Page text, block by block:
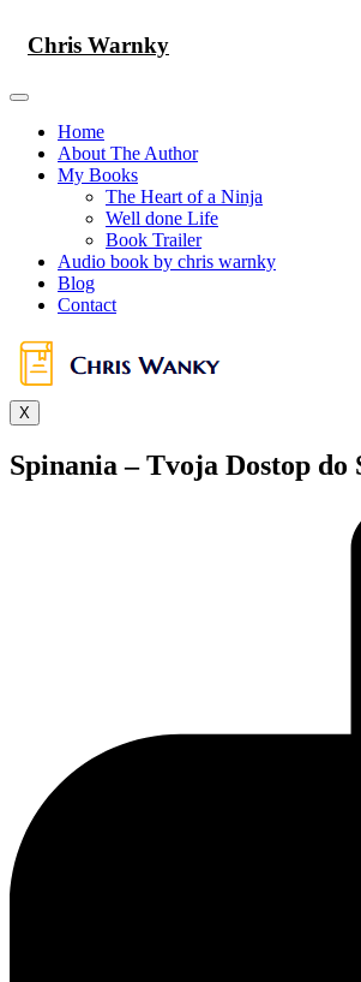
content
Chris Warnky
Home
About The Author
My Books
The Heart of a Ninja
Well done Life
Book Trailer
Audio book by chris warnky
Blog
Contact
X
Spinania – Tvoja Dostop